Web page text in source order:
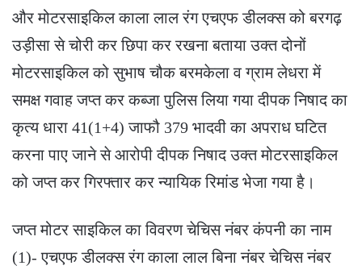
और मोटरसाइकिल काला लाल रंग एचएफ डीलक्स को बरगढ़
उड़ीसा से चोरी कर छिपा कर रखना बताया उक्त दोनों
मोटरसाइकिल को सुभाष चौक बरमकेला व ग्राम लेधरा में
समक्ष गवाह जप्त कर कब्जा पुलिस लिया गया दीपक निषाद का
कृत्य धारा 41(1+4) जाफौ 379 भादवी का अपराध घटित
करना पाए जाने से आरोपी दीपक निषाद उक्त मोटरसाइकिल
को जप्त कर गिरफ्तार कर न्यायिक रिमांड भेजा गया है।
जप्त मोटर साइकिल का विवरण चेचिस नंबर कंपनी का नाम
(1)- एचएफ डीलक्स रंग काला लाल बिना नंबर चेचिस नंबर